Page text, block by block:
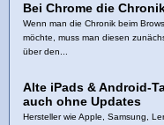
Bei Chrome die
Wenn man die Chronik beim
möchte, muss man diesen
über den...
Alte iPads &
auch ohne Updates
Hersteller wie Apple, Samsung,